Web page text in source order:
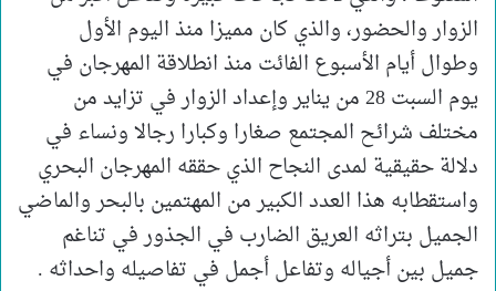
الزوار والحضور، والذي كان مميزا منذ اليوم الأول
وطوال أيام الأسبوع الفائت منذ انطلاقة المهرجان في
يوم السبت 28 من يناير وإعداد الزوار في تزايد من
مختلف شرائح المجتمع صغارا وكبارا رجالا ونساء في
دلالة حقيقية لمدى النجاح الذي حققه المهرجان البحري
واستقطابه هذا العدد الكبير من المهتمين بالبحر والماضي
الجميل بتراثه العريق الضارب في الجذور في تناغم
جميل بين أجياله وتفاعل أجمل في تفاصيله واحداثه .